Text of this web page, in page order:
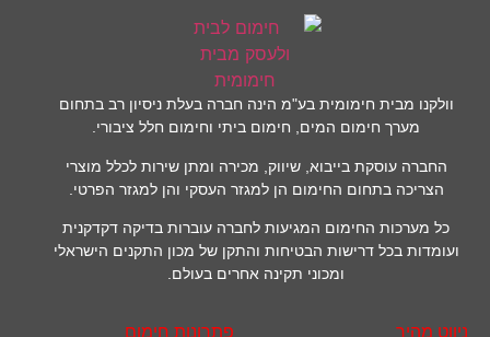
וולקנו מבית חימומית בע"מ הינה חברה בעלת ניסיון רב בתחום
מערך חימום המים, חימום ביתי וחימום חלל ציבורי.
החברה עוסקת בייבוא, שיווק, מכירה ומתן שירות לכלל מוצרי
הצריכה בתחום החימום הן למגזר העסקי והן למגזר הפרטי.
כל מערכות החימום המגיעות לחברה עוברות בדיקה דקדקנית
ועומדות בכל דרישות הבטיחות והתקן של מכון התקנים הישראלי
ומכוני תקינה אחרים בעולם.
ניווט מהיר פתרונות חימום